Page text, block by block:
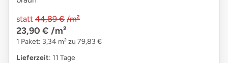
statt 44,89 € /m²
23,90 € /m²
1 Paket: 3,34 m² zu 79,83 €
Lieferzeit: 11 Tage